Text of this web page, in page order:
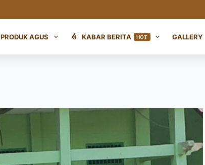
PRODUK AGUS KABAR BERITA HOT GALLERY